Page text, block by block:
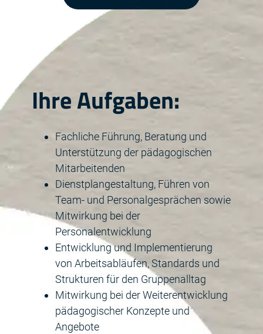
Ihre Aufgaben:
Fachliche Führung, Beratung und
Unterstützung der pädagogischen
Mitarbeitenden
Dienstplangestaltung, Führen von
Team- und Personalgesprächen sowie
Mitwirkung bei der
Personalentwicklung
Entwicklung und Implementierung
von Arbeitsabläufen, Standards und
Strukturen für den Gruppenalltag
Mitwirkung bei der Weiterentwicklung
pädagogischer Konzepte und
Angebote